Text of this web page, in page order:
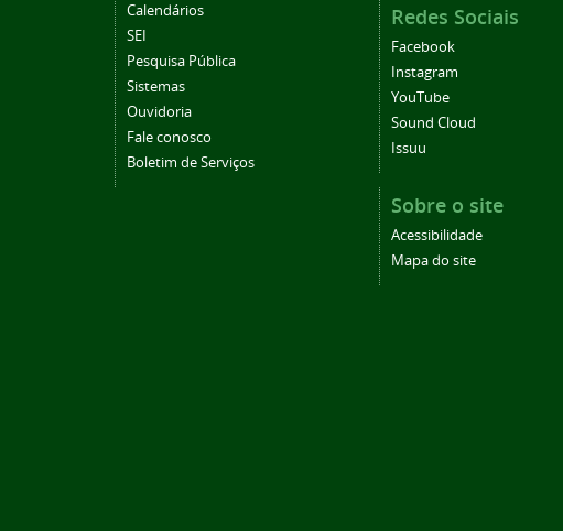
Calendários
SEI
Pesquisa Pública
Sistemas
Ouvidoria
Fale conosco
Boletim de Serviços
Redes Sociais
Facebook
Instagram
YouTube
Sound Cloud
Issuu
Sobre o site
Acessibilidade
Mapa do site